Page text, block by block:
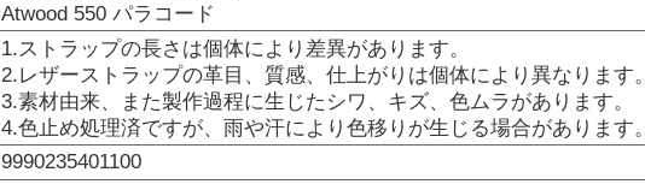
Atwood 550 パラコード
1.ストラップの長さは個体により差異があります。
2.レザーストラップの革目、質感、仕上がりは個体により異なります。
3.素材由来、また製作過程に生じたシワ、キズ、色ムラがあります。
4.色止め処理済ですが、雨や汗により色移りが生じる場合があります。
9990235401100